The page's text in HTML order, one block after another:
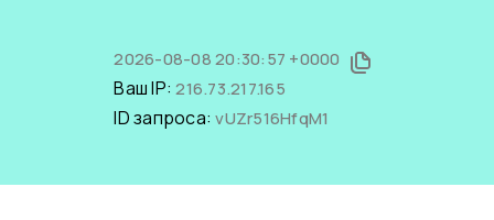
2026-08-08 20:30:57 +0000
Ваш IP:216.73.217.165
ID запроса:vUZr516HfqM1